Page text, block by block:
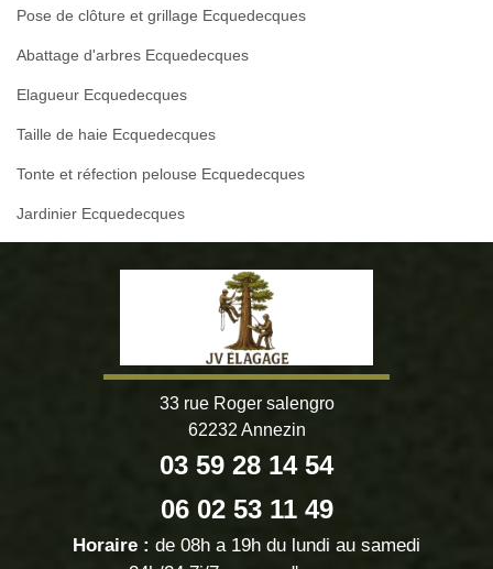
Pose de clôture et grillage Ecquedecques
Abattage d'arbres Ecquedecques
Elagueur Ecquedecques
Taille de haie Ecquedecques
Tonte et réfection pelouse Ecquedecques
Jardinier Ecquedecques
33 rue Roger salengro
62232 Annezin
03 59 28 14 54
06 02 53 11 49
Horaire : de 08h a 19h du lundi au samedi